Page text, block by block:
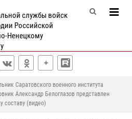
службы войск
Российской
Ненецкому
Саратовского военного института
Александр Белоглазов представлен
составу (видео)